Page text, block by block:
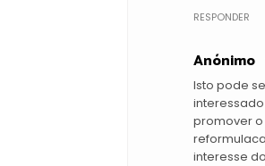
RESPONDER
Anónimo
Isto pode
promover o
interesse